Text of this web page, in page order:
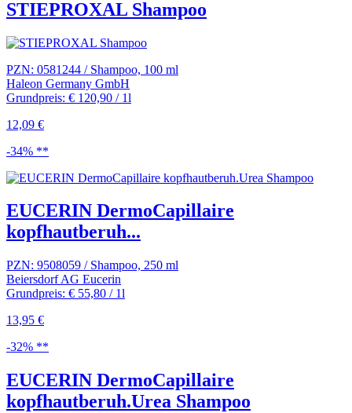
STIEPROXAL Shampoo
PZN: 0581244 / Shampoo, 100 ml
Haleon Germany GmbH
Grundpreis: € 120,90 / 1l
12,09 €
-34% **
EUCERIN DermoCapillaire
kopfhautberuh...
PZN: 9508059 / Shampoo, 250 ml
Beiersdorf AG Eucerin
Grundpreis: € 55,80 / 1l
13,95 €
-32% **
EUCERIN DermoCapillaire
kopfhautberuh.Urea Shampoo